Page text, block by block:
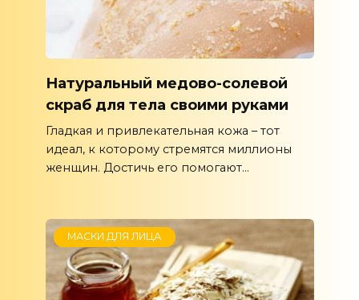
Натуральный медово-солевой
скраб для тела своими руками
Гладкая и привлекательная кожа – тот
идеал, к которому стремятся миллионы
женщин. Достичь его помогают...
МАСКИ ДЛЯ ЛИЦА